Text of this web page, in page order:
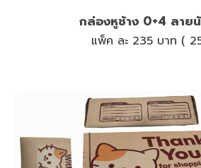
กล่องหูช้าง 0+4 ลาย
แพ็ค ละ 235 บาท (